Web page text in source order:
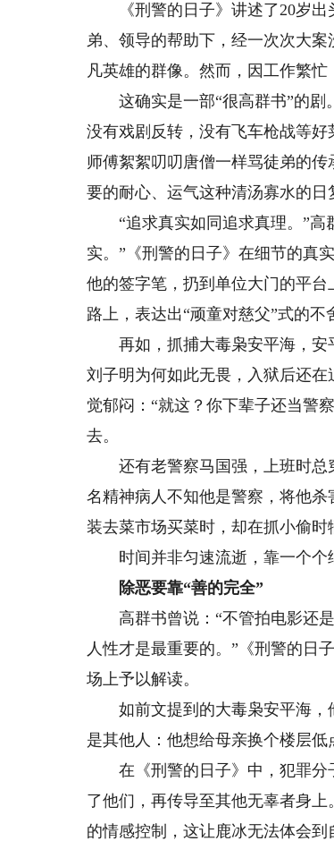
《刑警的日子》讲述了20岁出
弟、领导的帮助下，经一次次大
凡英雄的群像。然而，因工作繁忙
这确实是一部“很高群书”的剧
没有戏剧反转，没有飞车枪战等
师傅絮絮叨叨唐僧一样骂徒弟的
要的耐心、运气这种清汤寡水的日
“追求真实如同追求真理。”高
实。”《刑警的日子》在细节的真
他的签字笔，扔到单位大门的平
路上，表达出“顽童对慈父”式的不
再如，抓捕大毒枭安平海，安
刘子明为何如此无畏，入狱后还
觉郁闷：“就这？你下辈子还当警
去。
还有老警察马国强，上班时总
名精神病人不知他是警察，将他
装去菜市场买菜时，却在抓小偷
时间并非匀速流逝，靠一个个
除恶要靠“善的完全”
高群书曾说：“不管拍电影还是
人性才是最重要的。”《刑警的日
场上予以解读。
如前文提到的大毒枭安平海，
是其他人：他想给母亲换个楼层低
在《刑警的日子》中，犯罪分
了他们，再传导至其他无辜者身
的情感控制，这让鹿冰无法体会到